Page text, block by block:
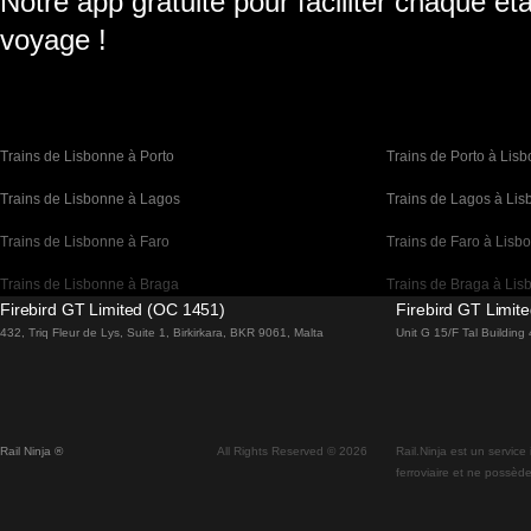
voyage !
Trains de Lisbonne à Porto Trains de Porto à
Trains de Lisbonne à Lagos Trains de Lagos à
Trains de Lisbonne à Faro Trains de Faro à
Trains de Lisbonne à Braga Trains de Braga à
Trains de Barcelone à Madrid Trains de Madrid à
Trains de Madrid à Séville Trains de Séville à
Firebird GT Limited (OC 1451)
432, Triq Fleur de Lys, Suite 1, Birkirkara, BKR 9061, Malta
Firebird GT
Unit G 15/F Tal
Rail Ninja ® All Rights Reserved © 2026
Rail.Ninja est un
ferroviaire et ne